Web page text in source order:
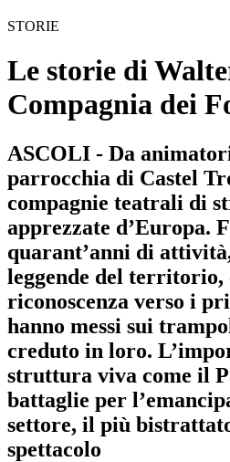
STORIE
Le storie di
Compagnia dei
ASCOLI - Da
parrocchia di Castel
compagnie teatrali di
apprezzate d’Europa.
quarant’anni di
leggende del
riconoscenza verso i
hanno messi sui
creduto in loro.
struttura viva come il
battaglie per
settore, il più
spettacolo